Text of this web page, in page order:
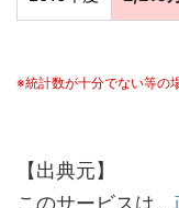
※統計数が十分でない等の
【出典元】
このサービスは、